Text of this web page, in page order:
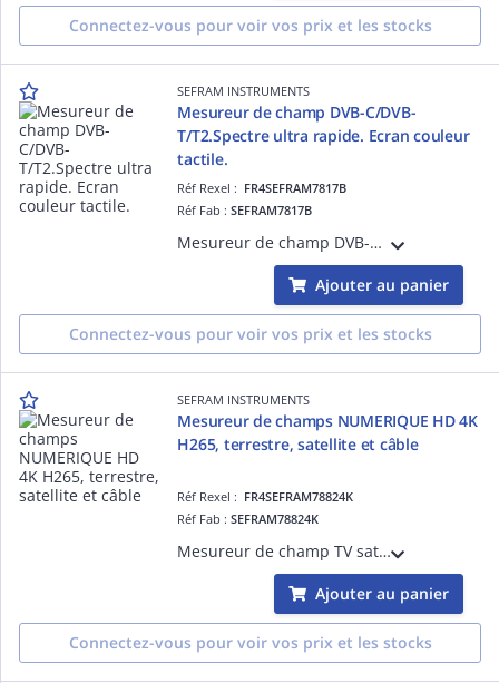
Connectez-vous pour voir vos prix et les stocks
SEFRAM INSTRUMENTS
Mesureur de champ DVB-C/DVB-
T/T2.Spectre ultra rapide. Ecran couleur
tactile.
Réf Rexel : FR4SEFRAM7817B
Réf Fab :SEFRAM7817B
Mesureur de champ DVB-C/DVB-T/T2.Spectre ultra rapide. Ecran couleur tactile.Mesures Puissance, BER,MER. Affichage des échos. Mémorisation des programmes. Affichages programmes TV numériques HD.
Ajouter au panier
Connectez-vous pour voir vos prix et les stocks
SEFRAM INSTRUMENTS
Mesureur de champs NUMERIQUE HD 4K
H265, terrestre, satellite et câble
Réf Rexel : FR4SEFRAM78824K
Réf Fab :SEFRAM78824K
Mesureur de champ TV satellite, câble, terrestre. Affichage TV 4K. Ecran tactile 10'. Interface Ethernet et USB. Wifi. Interface HDMI. fonct. LTE. Multistream. Module CAM pour chaines TV payantes. Analyse spectrale (FFT) haute résolution.
Ajouter au panier
Connectez-vous pour voir vos prix et les stocks